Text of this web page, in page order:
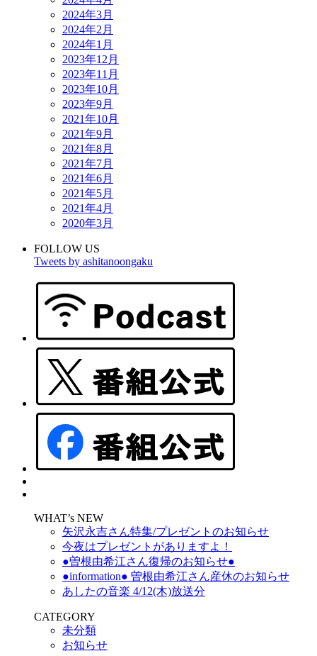
2024年3月
2024年2月
2024年1月
2023年12月
2023年11月
2023年10月
2023年9月
2021年10月
2021年9月
2021年8月
2021年7月
2021年6月
2021年5月
2021年4月
2020年3月
FOLLOW US
Tweets by ashitanoongaku
WHAT’s NEW
矢沢永吉さん特集/プレゼントのお知らせ
今夜はプレゼントがありますよ！
●曽根由希江さん復帰のお知らせ●
●information● 曽根由希江さん産休のお知らせ
あしたの音楽 4/12(木)放送分
CATEGORY
未分類
お知らせ